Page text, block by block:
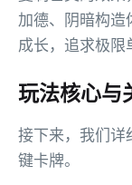
加德、阴暗构
成长，追求极限
玩法核心与
接下来，我们详
键卡牌。